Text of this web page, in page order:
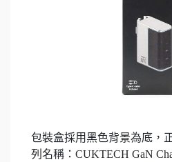
包裝盒採用黑色背景為底，
列名稱：CUKTECH GaN